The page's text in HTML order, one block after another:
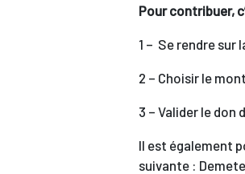
Pour contribuer,
1 – Se rendre sur
2 – Choisir le
3 – Valider le
Il est également
suivante :